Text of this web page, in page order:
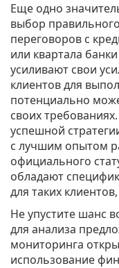
Еще одно
выбор
переговоров с
или квартала
усиливают свои
клиентов для
потенциально
своих
успешной
с лучшим опытом
официального
обладают
для таких
Не упустите шанс
для анализа
мониторинга
использование